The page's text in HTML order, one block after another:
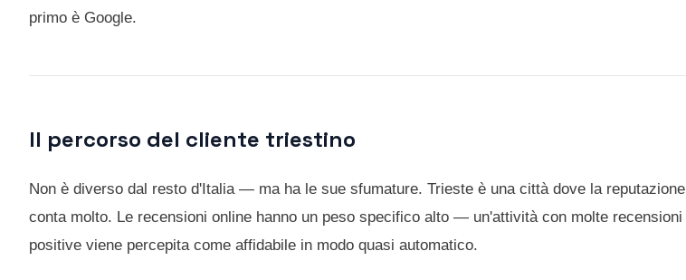
primo è Google.
Il percorso del cliente triestino
Non è diverso dal resto d'Italia — ma ha le sue sfumature. Trieste è una città dove la reputazione
conta molto. Le recensioni online hanno un peso specifico alto — un'attività con molte recensioni
positive viene percepita come affidabile in modo quasi automatico.